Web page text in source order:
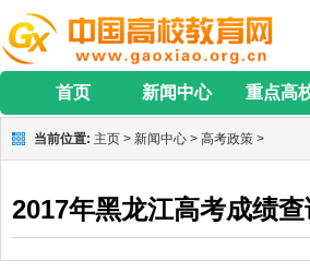
首页 新闻中心 重点高
当前位置: 主页 > 新闻中心 > 高考政策 >
2017年黑龙江高考成绩